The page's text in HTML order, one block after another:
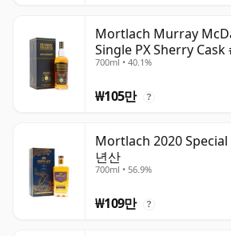
Mortlach Murray
Single PX Sherry Cask
700ml • 40.1%
₩105만 ?
Mortlach 2020 Special
년산
700ml • 56.9%
₩109만 ?